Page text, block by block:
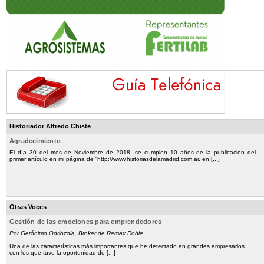
Historiador Alfredo Chiste
Agradecimiento
El día 30 del mes de Noviembre de 2018, se cumplen 10 años de la publicación del
primer artículo en mi página de “http://www.historiasdelamadrid.com.ar, en [...]
Otras Voces
Gestión de las emociones para emprendedores
Por Gerónimo Odriozola, Broker de Remax Roble
Una de las características más importantes que he detectado en grandes empresarios
con los que tuve la oportunidad de [...]